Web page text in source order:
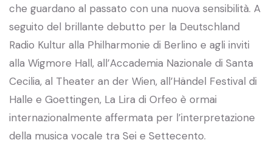
che guardano al passato con una nuova sensibilità. A
seguito del brillante debutto per la Deutschland
Radio Kultur alla Philharmonie di Berlino e agli inviti
alla Wigmore Hall, all’Accademia Nazionale di Santa
Cecilia, al Theater an der Wien, all’Händel Festival di
Halle e Goettingen, La Lira di Orfeo è ormai
internazionalmente affermata per l’interpretazione
della musica vocale tra Sei e Settecento.